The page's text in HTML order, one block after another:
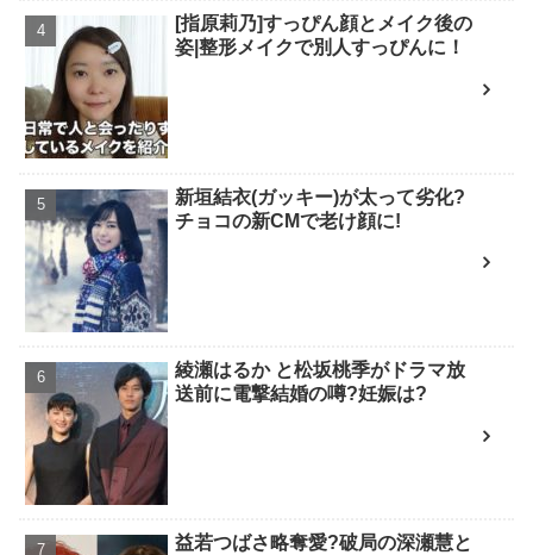
[指原莉乃]すっぴん顔とメイク後の
姿|整形メイクで別人すっぴんに！
新垣結衣(ガッキー)が太って劣化?
チョコの新CMで老け顔に!
綾瀬はるか と松坂桃季がドラマ放
送前に電撃結婚の噂?妊娠は?
益若つばさ略奪愛?破局の深瀬慧と